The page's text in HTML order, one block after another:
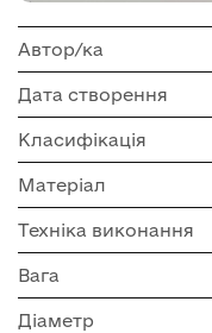
Автор/ка
Дата створення
Класифікація
Матеріал
Техніка виконання
Вага
Діаметр